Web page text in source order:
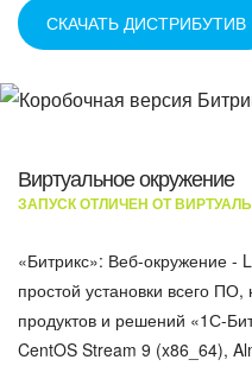
СКАЧАТЬ ДИСТРИБУТИВ
Виртуальное окружение
ЗАПУСК ОТЛИЧЕН ОТ
«Битрикс»: Веб-окружение -
простой установки всего
продуктов и решений «1С-
CentOS Stream 9 (x86_64),